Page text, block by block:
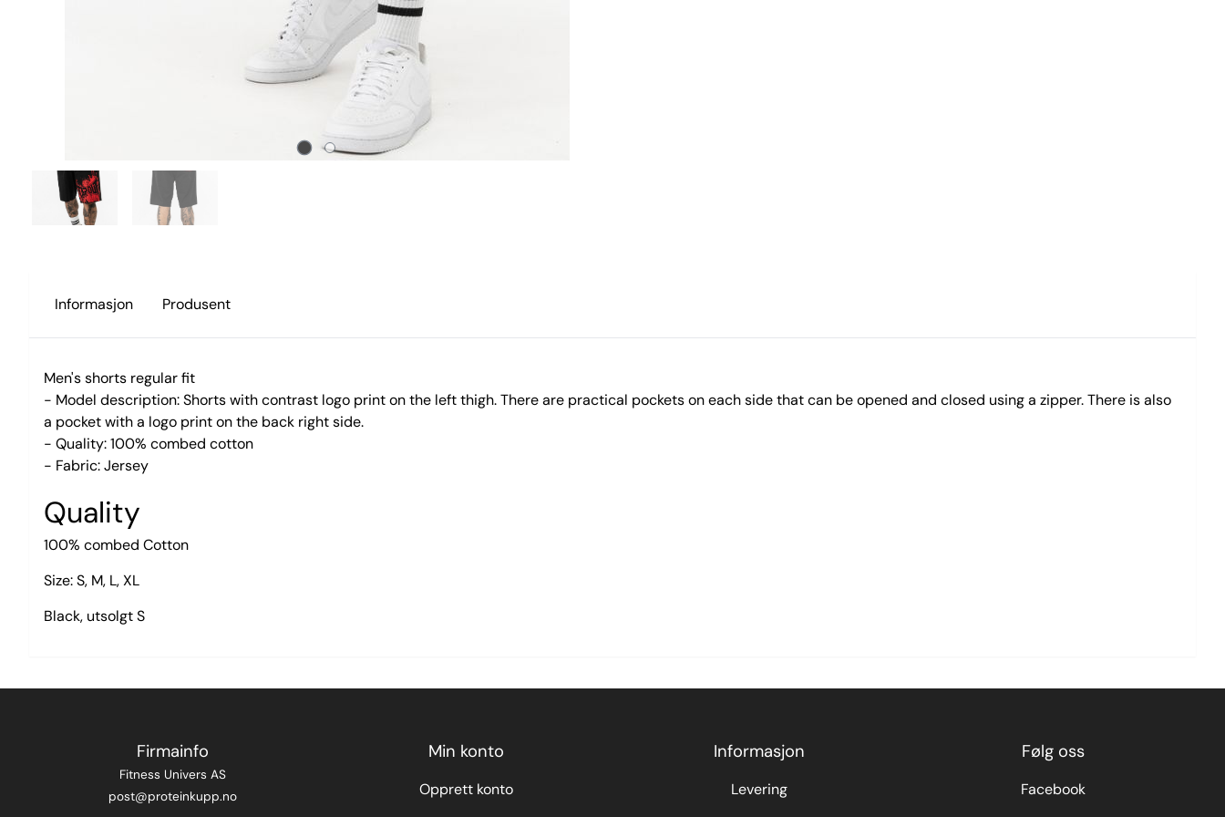
Informasjon Produsent
Men's shorts regular fit
- Model description: Shorts with contrast logo print on the left thigh. There are practical pockets on each side that can be opened and closed using a zipper. There is also
a pocket with a logo print on the back right side.
- Quality: 100% combed cotton
- Fabric: Jersey
Quality
100% combed Cotton
Size: S, M, L, XL
Black, utsolgt S
Firmainfo
Fitness Univers AS
post@proteinkupp.no
Min konto
Opprett konto
Informasjon
Levering
Følg oss
Facebook